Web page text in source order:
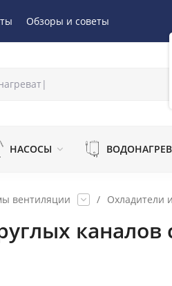
Обзоры и советы
НАСОСЫ
вентиляции / Охладители
каналов